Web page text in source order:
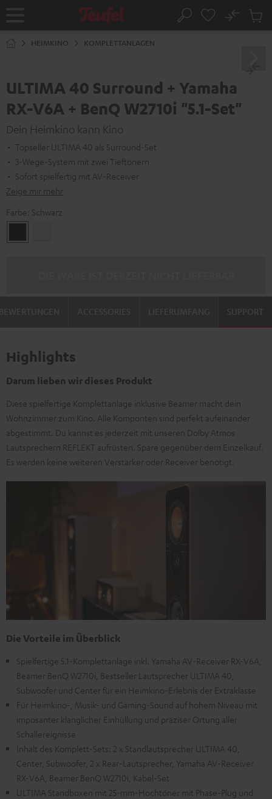
Startseite Suche
No
HEIMKINO KOMPLETTANLAGEN
ULTIMA 40 Surround + Yamaha
RX-V6A + BenQ W2710i "5.1-Set"
Dein Heimkino kann Kino
Topseller ULTIMA 40 als Surround-Set
3-Wege-System mit zwei Tieftönern
Sofort spielfertig mit AV-Receiver
Zeige mir mehr
Farbe: Schwarz
SUPPORT
Highlights
Darum lieben wir dieses Produkt
Diese spielfertige Komplettanlage inklusive Beamer macht dein
Wohnzimmer zum Kino. Alle Komponten sind perfekt aufeinander
abgestimmt. Du kannst es jederzeit mit unseren Dolby Atmos
Lautsprechern REFLEKT aufrüsten. Spare gegenüber dem Einzelkauf.
Es werden keine weiteren Verstärker oder Receiver benötigt.
Die Vorteile im Überblick
Spielfertige 5.1-Komplettanlage inkl. Yamaha AV-Receiver RX-V6A,
Beamer BenQ W2710i, Bestseller Lautsprecher ULTIMA 40,
Subwoofer und Center für ein Heimkino-Erlebnis der Extraklasse
Für Heimkino-, Musik- und Gaming-Sound auf hohem Niveau mit
imposanter klanglicher Einhüllung und präziser Ortung aller
Schallereignisse
Inhalt des Komplett-Sets: 2 x Standlautsprecher ULTIMA 40,
Center, Subwoofer, 2 x Rear-Lautsprecher, Yamaha AV-Receiver
RX-V6A, Beamer BenQ W2710i, Kabel-Set
ULTIMA Standboxen mit 25-mm-Hochtöner mit Phase-Plug und